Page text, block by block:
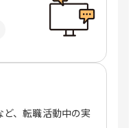
、転職活動中の実